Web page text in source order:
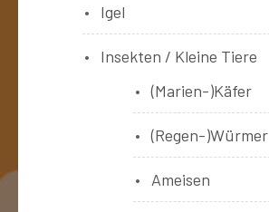
Igel
Insekten / Kleine Tiere
(Marien-)Käfer
(Regen-)Würmer
Ameisen